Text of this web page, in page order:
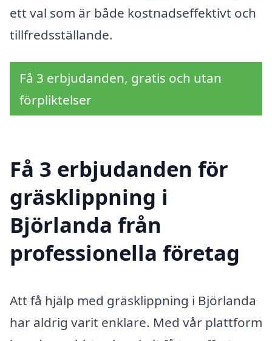
ett val som är både kostnadseffektivt och
tillfredsställande.
Få 3 erbjudanden, gratis och utan
förpliktelser
Få 3 erbjudanden för
gräsklippning i
Björlanda från
professionella företag
Att få hjälp med gräsklippning i Björlanda
har aldrig varit enklare. Med vår plattform